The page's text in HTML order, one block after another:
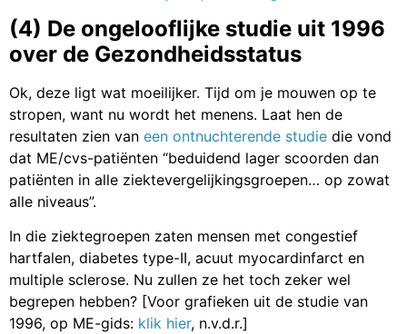
(4) De ongelooflijke studie uit 1996
over de Gezondheidsstatus
Ok, deze ligt wat moeilijker. Tijd om je mouwen op te
stropen, want nu wordt het menens. Laat hen de
resultaten zien van een ontnuchterende studie die vond
dat ME/cvs-patiënten “beduidend lager scoorden dan
patiënten in alle ziektevergelijkingsgroepen… op zowat
alle niveaus”.
In die ziektegroepen zaten mensen met congestief
hartfalen, diabetes type-II, acuut myocardinfarct en
multiple sclerose. Nu zullen ze het toch zeker wel
begrepen hebben? [Voor grafieken uit de studie van
1996, op ME-gids: klik hier, n.v.d.r.]